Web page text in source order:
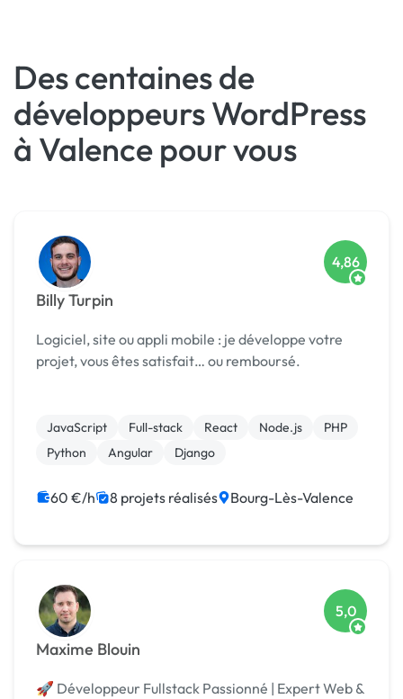
Des centaines de
développeurs WordPress
à Valence pour vous
Billy Turpin
4,86
Logiciel, site ou appli mobile : je développe votre
projet, vous êtes satisfait… ou remboursé.
JavaScript Full-stack React Node.js
PHP
Python
Angular Django
60 €/h 8 projets réalisés Bourg-Lès-Valence
Maxime Blouin
5,0
🚀 Développeur Fullstack Passionné | Expert Web &